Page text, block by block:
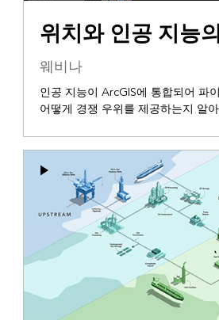
위치와 인공 지능
웨비나
인공 지능이 ArcGIS에 통합되어 파
어떻게 경쟁 우위를 제공하는지 알